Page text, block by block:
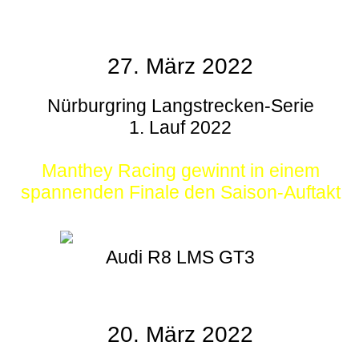
27. März 2022
Nürburgring Langstrecken-Serie
1. Lauf 2022
Manthey Racing gewinnt in einem
spannenden Finale den Saison-Auftakt
Audi R8 LMS GT3
20. März 2022